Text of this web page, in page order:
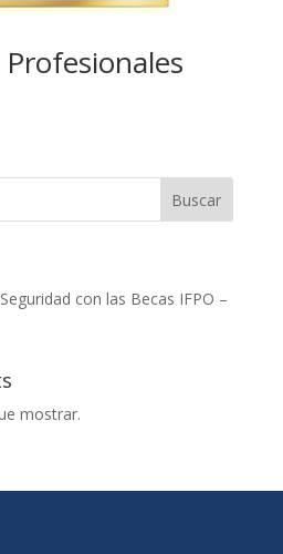
Buscar
con las Becas IFPO –
mostrar.